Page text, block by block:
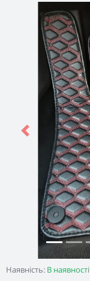
Наявність: В наявності
Previous